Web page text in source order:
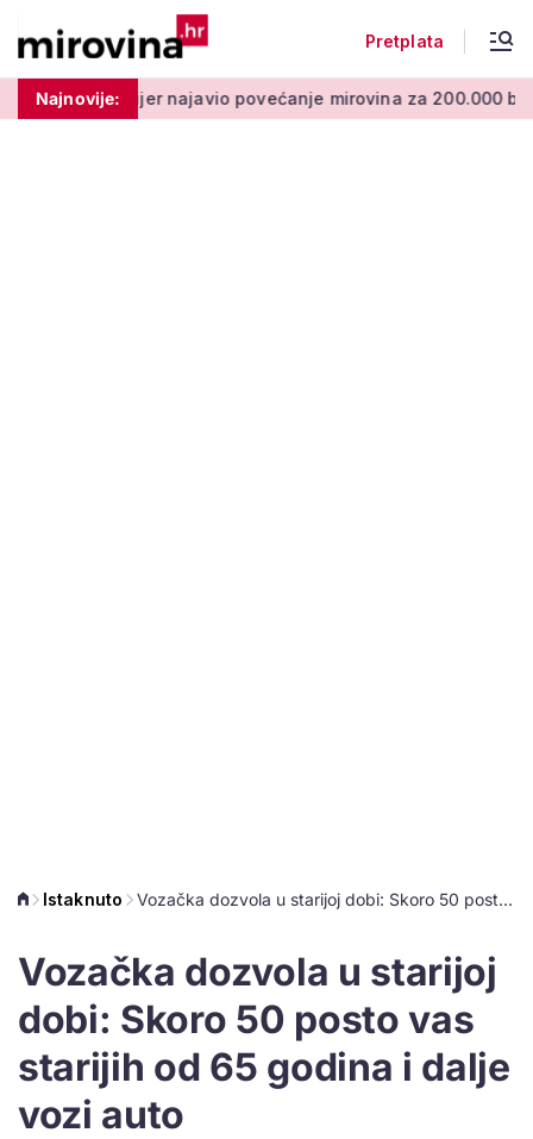
Pretplata
Najnovije:
najavio povećanje mirovina za 200.000 branitelja: Zakon u
Istaknuto Vozačka dozvola u starijoj dobi: Skoro 50 posto vas starijih od 65 godina i dalje vozi auto
Vozačka dozvola u starijoj
dobi: Skoro 50 posto vas
starijih od 65 godina i dalje
vozi auto